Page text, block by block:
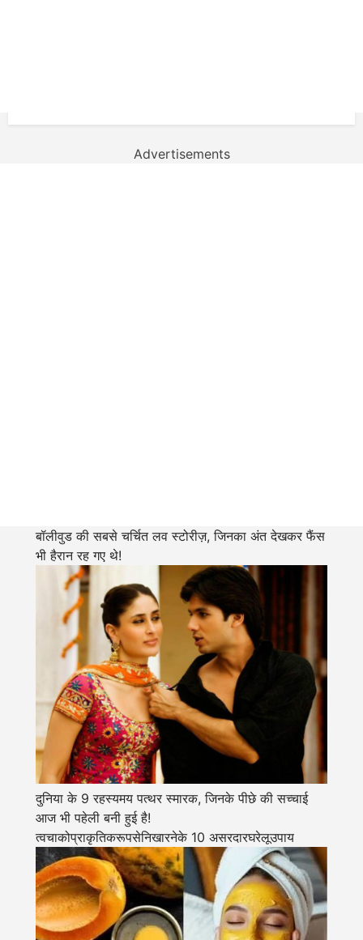
Advertisements
बॉलीवुड की सबसे चर्चित लव स्टोरीज़, जिनका अंत देखकर फैंस
भी हैरान रह गए थे!
दुनिया के 9 रहस्यमय पत्थर स्मारक, जिनके पीछे की सच्चाई
आज भी पहेली बनी हुई है!
त्वचाकोप्राकृतिकरूपसेनिखारनेके 10 असरदारघरेलूउपाय